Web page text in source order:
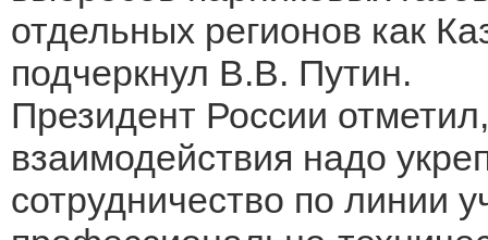
отдельных регионов как
подчеркнул В.В. Путин.
Президент России
взаимодействия надо
сотрудничество по линии